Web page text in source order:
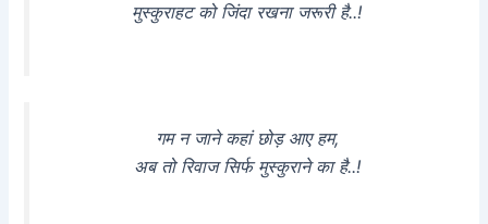
मुस्कुराहट को जिंदा रखना जरूरी है..!
गम न जाने कहां छोड़ आए हम,
अब तो रिवाज सिर्फ मुस्कुराने का है..!